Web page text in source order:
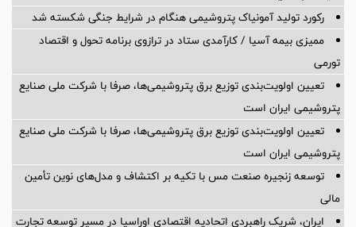
رکورد تولید آمونیاک پتروشیمی هنگام در شرایط جنگی شکسته شد
ممیزی بیمه آسیا / کارآمدی ستاد در ترازوی برنامه تحول و اقتصاد
تورمی
تعیین اولویت‌بندی توزیع برق پتروشیمی‌ها، صرفا با شرکت ملی صنایع
پتروشیمی ایران است
تعیین اولویت‌بندی توزیع برق پتروشیمی‌ها، صرفا با شرکت ملی صنایع
پتروشیمی ایران است
توسعه زنجیره صنعت مس با تکیه بر اکتشاف و مدل‌های نوین تأمین
مالی
ایران، شریک راهبردی اتحادیه اقتصادی اوراسیا در مسیر توسعه تجارت